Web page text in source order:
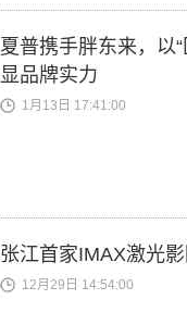
夏普携手胖东来，
显品牌实力
1月13日 17:41:00
张江首家IMAX激光
12月29日 14:54:00